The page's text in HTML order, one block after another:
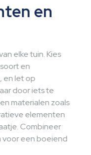
en
elke tuin. Kies
en
en let op
door iets te
materialen zoals
elementen
Combineer
voor een boeiend